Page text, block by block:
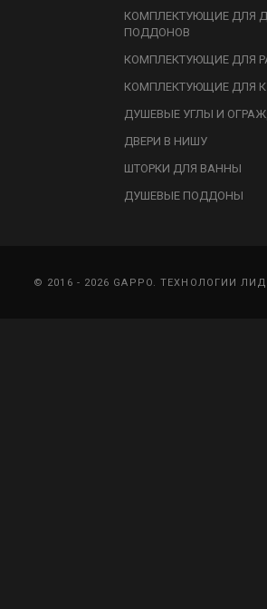
КОМПЛЕКТУЮЩИЕ ДЛЯ
ПОДДОНОВ
КОМПЛЕКТУЮЩИЕ ДЛЯ
КОМПЛЕКТУЮЩИЕ ДЛЯ
ДУШЕВЫЕ УГЛЫ И
ДВЕРИ В НИШУ
ШТОРКИ ДЛЯ ВАННЫ
ДУШЕВЫЕ ПОДДОНЫ
© 2016 - 2026 GAPPO. ТЕХНОЛОГИИ